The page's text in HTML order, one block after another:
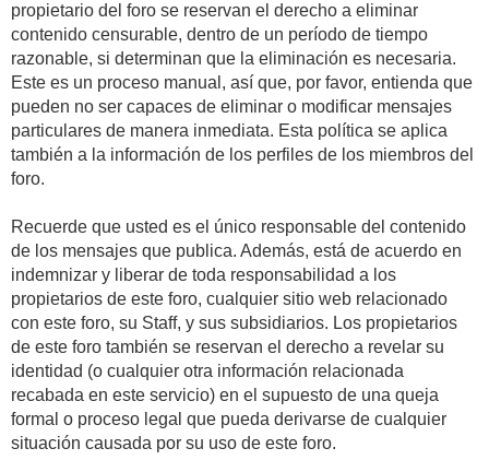
propietario del foro se reservan el derecho a eliminar
contenido censurable, dentro de un período de tiempo
razonable, si determinan que la eliminación es necesaria.
Este es un proceso manual, así que, por favor, entienda que
pueden no ser capaces de eliminar o modificar mensajes
particulares de manera inmediata. Esta política se aplica
también a la información de los perfiles de los miembros del
foro.
Recuerde que usted es el único responsable del contenido
de los mensajes que publica. Además, está de acuerdo en
indemnizar y liberar de toda responsabilidad a los
propietarios de este foro, cualquier sitio web relacionado
con este foro, su Staff, y sus subsidiarios. Los propietarios
de este foro también se reservan el derecho a revelar su
identidad (o cualquier otra información relacionada
recabada en este servicio) en el supuesto de una queja
formal o proceso legal que pueda derivarse de cualquier
situación causada por su uso de este foro.